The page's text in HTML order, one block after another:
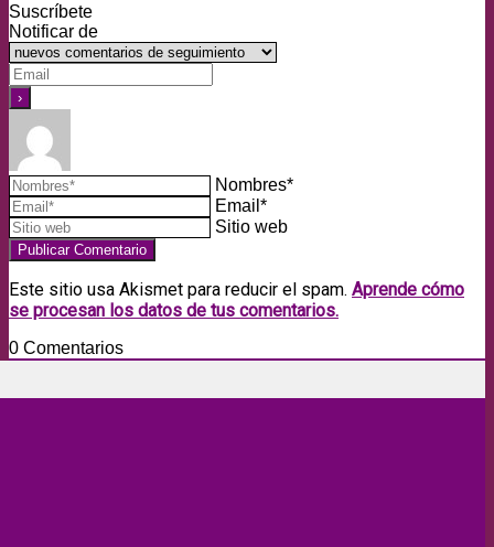
Suscríbete
Notificar de
Nombres*
Email*
Sitio web
Este sitio usa Akismet para reducir el spam. Aprende cómo
se procesan los datos de tus comentarios.
0 Comentarios